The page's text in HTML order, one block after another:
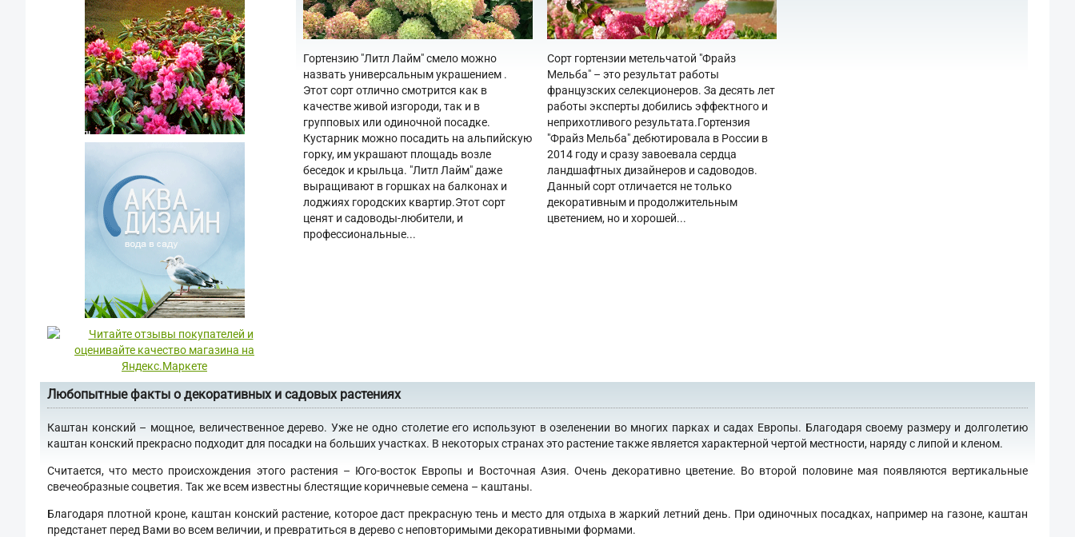
Гортензию "Литл Лайм" смело можно
назвать универсальным украшением .
Этот сорт отлично смотрится как в
качестве живой изгороди, так и в
групповых или одиночной посадке.
Кустарник можно посадить на альпийскую
горку, им украшают площадь возле
беседок и крыльца. "Литл Лайм" даже
выращивают в горшках на балконах и
лоджиях городских квартир.Этот сорт
ценят и садоводы-любители, и
профессиональные...
Сорт гортензии метельчатой "Фрайз
Мельба" – это результат работы
французских селекционеров. За десять лет
работы эксперты добились эффектного и
неприхотливого результата.Гортензия
"Фрайз Мельба" дебютировала в России в
2014 году и сразу завоевала сердца
ландшафтных дизайнеров и садоводов.
Данный сорт отличается не только
декоративным и продолжительным
цветением, но и хорошей...
Любопытные факты о декоративных и садовых растениях
Каштан конский – мощное, величественное дерево. Уже не одно столетие его используют в озеленении во многих парках и садах Европы. Благодаря своему размеру и долголетию
каштан конский прекрасно подходит для посадки на больших участках. В некоторых странах это растение также является характерной чертой местности, наряду с липой и кленом.
Считается, что место происхождения этого растения – Юго-восток Европы и Восточная Азия. Очень декоративно цветение. Во второй половине мая появляются вертикальные
свечеобразные соцветия. Так же всем известны блестящие коричневые семена – каштаны.
Благодаря плотной кроне, каштан конский растение, которое даст прекрасную тень и место для отдыха в жаркий летний день. При одиночных посадках, например на газоне, каштан
предстанет перед Вами во всем величии, и превратиться в дерево с неповторимыми декоративными формами.